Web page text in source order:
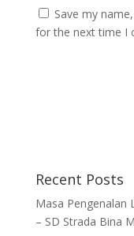
Save my
for the next time I
Recent Posts
Masa Pengenalan
– SD Strada Bina